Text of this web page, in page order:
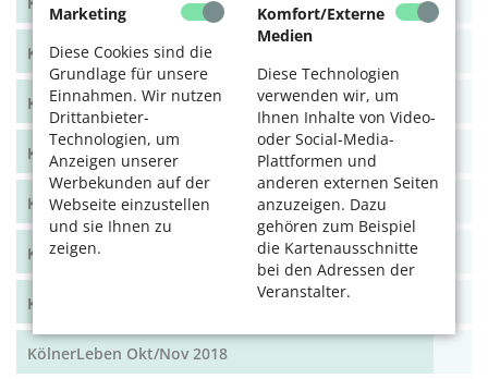
Marketing
Diese Cookies sind die
Grundlage für unsere
Einnahmen. Wir nutzen
Drittanbieter-
Technologien, um
Anzeigen unserer
Werbekunden auf der
Webseite einzustellen
und sie Ihnen zu
zeigen.
Komfort/Externe
Medien
Diese Technologien
verwenden wir, um
Ihnen Inhalte von Video-
oder Social-Media-
Plattformen und
anderen externen Seiten
anzuzeigen. Dazu
gehören zum Beispiel
die Kartenausschnitte
bei den Adressen der
Veranstalter.
KölnerLeben Okt/Nov 19
KölnerLeben Aug/Sept 2019
KölnerLeben Juni/Juli 2019
KölnerLeben April/Mai 2019
KölnerLeben Feb/März 2019
KölnerLeben Dez 18/Jan 19
KölnerLeben Okt/Nov 2018